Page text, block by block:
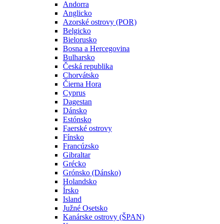
Andorra
Anglicko
Azorské ostrovy (POR)
Belgicko
Bielorusko
Bosna a Hercegovina
Bulharsko
Česká republika
Chorvátsko
Čierna Hora
Cyprus
Dagestan
Dánsko
Estónsko
Faerské ostrovy
Fínsko
Francúzsko
Gibraltar
Grécko
Grónsko (Dánsko)
Holandsko
Írsko
Island
Južné Osetsko
Kanárske ostrovy (ŠPAN)